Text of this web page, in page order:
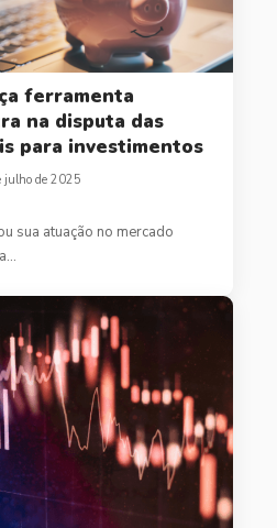
ferramenta
na disputa das
para investimentos
julho de 2025
sua atuação no mercado